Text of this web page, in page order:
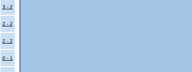
3 - 2
2 - 2
2 - 2
6 - 1